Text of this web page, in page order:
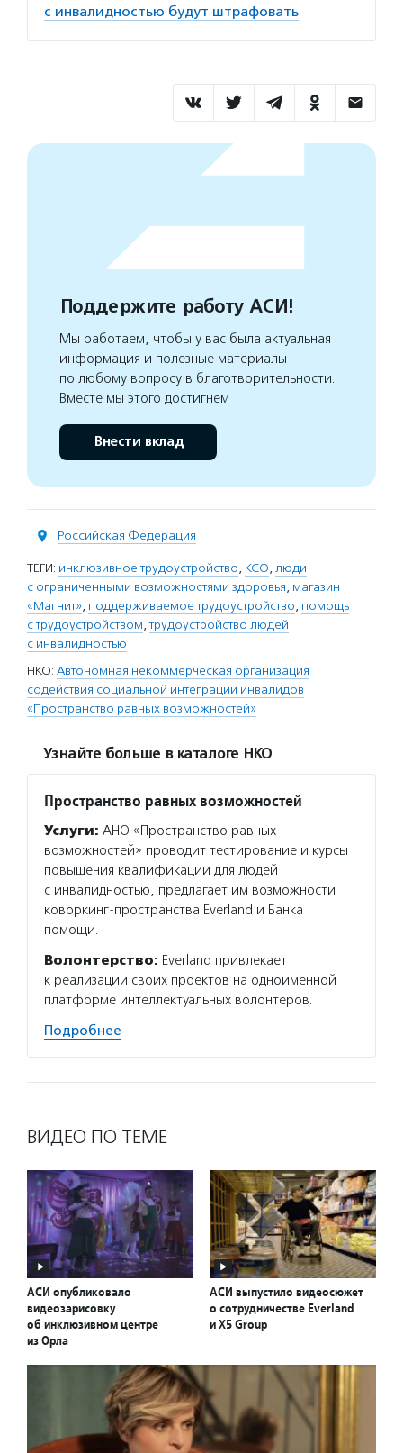
с инвалидностью будут штрафовать
Поддержите работу АСИ!
Мы работаем, чтобы у вас была актуальная
информация и полезные материалы
по любому вопросу в благотворительности.
Вместе мы этого достигнем
Внести вклад
Российская Федерация
ТЕГИ: инклюзивное трудоустройство, КСО, люди
с ограниченными возможностями здоровья, магазин
«Магнит», поддерживаемое трудоустройство, помощь
с трудоустройством,трудоустройство людей
с инвалидностью
НКО: Автономная некоммерческая организация
содействия социальной интеграции инвалидов
«Пространство равных возможностей»
Узнайте больше в каталоге НКО
Пространство равных возможностей
Услуги: АНО «Пространство равных
возможностей» проводит тестирование и курсы
повышения квалификации для людей
с инвалидностью, предлагает им возможности
коворкинг-пространства Everland и Банка
помощи.
Волонтерство: Everland привлекает
к реализации своих проектов на одноименной
платформе интеллектуальных волонтеров.
Подробнее
ВИДЕО ПО ТЕМЕ
АСИ опубликовало
видеозарисовку
об инклюзивном центре
из Орла
АСИ выпустило видеосюжет
о сотрудничестве Everland
и X5 Group